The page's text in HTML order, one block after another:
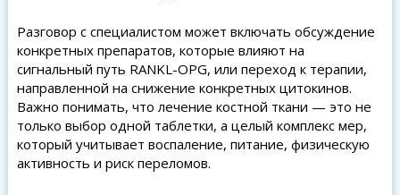
Разговор с специалистом может включать обсуждение
конкретных препаратов, которые влияют на
сигнальный путь RANKL-OPG, или переход к терапии,
направленной на снижение конкретных цитокинов.
Важно понимать, что лечение костной ткани — это не
только выбор одной таблетки, а целый комплекс мер,
который учитывает воспаление, питание, физическую
активность и риск переломов.